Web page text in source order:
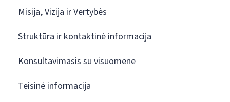
Misija, Vizija ir Vertybės
Struktūra ir kontaktinė informacija
Konsultavimasis su visuomene
Teisinė informacija